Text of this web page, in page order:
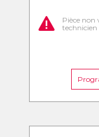
Pièce non
technicien